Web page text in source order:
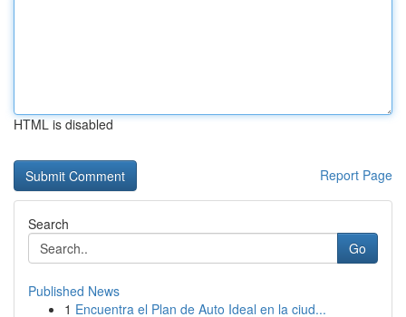
HTML is disabled
Report Page
Search
Go
Published News
1 Encuentra el Plan de Auto Ideal en la ciud...